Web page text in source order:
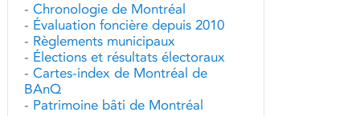
- Chronologie de Montréal
- Évaluation foncière depuis 2010
- Règlements municipaux
- Élections et résultats électoraux
- Cartes-index de Montréal de
BAnQ
- Patrimoine bâti de Montréal